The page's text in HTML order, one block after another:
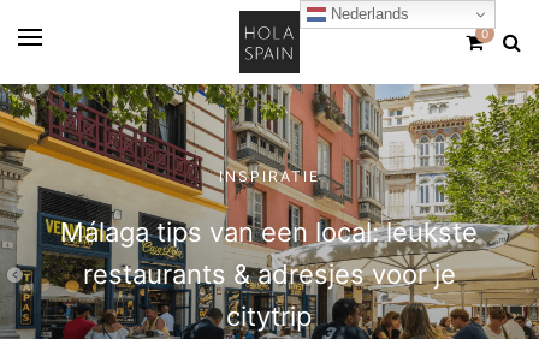
0
INSPIRATIE
Málaga tips van een local: leukste
restaurants & adresjes voor je
citytrip
Nederlands